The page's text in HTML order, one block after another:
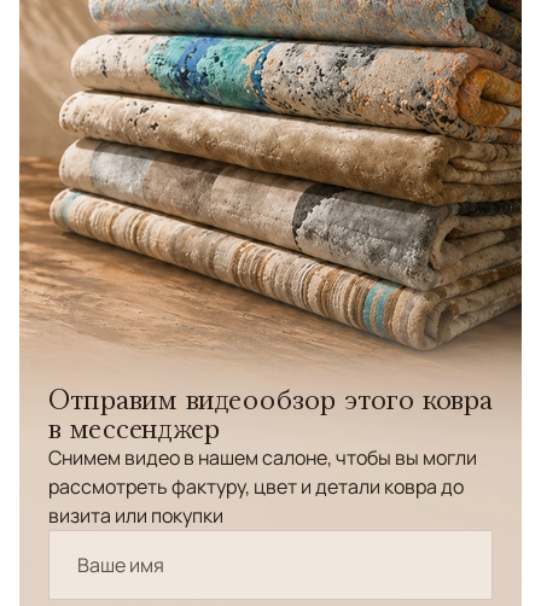
Отправим видеообзор этого ковра
в мессенджер
Снимем видео в нашем салоне, чтобы вы могли
рассмотреть фактуру, цвет и детали ковра до
визита или покупки